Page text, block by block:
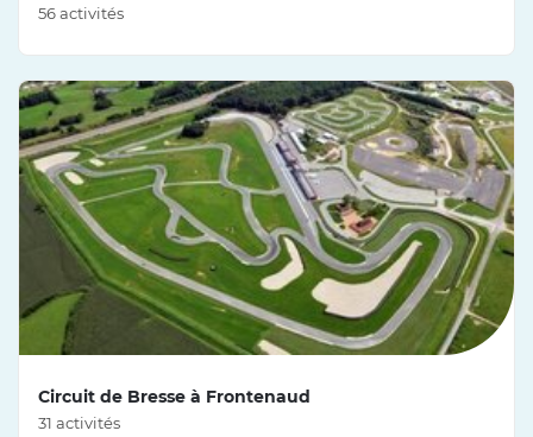
56 activités
Circuit de Bresse à Frontenaud
31 activités